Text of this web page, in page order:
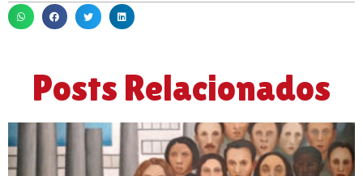
Posts Relacionados